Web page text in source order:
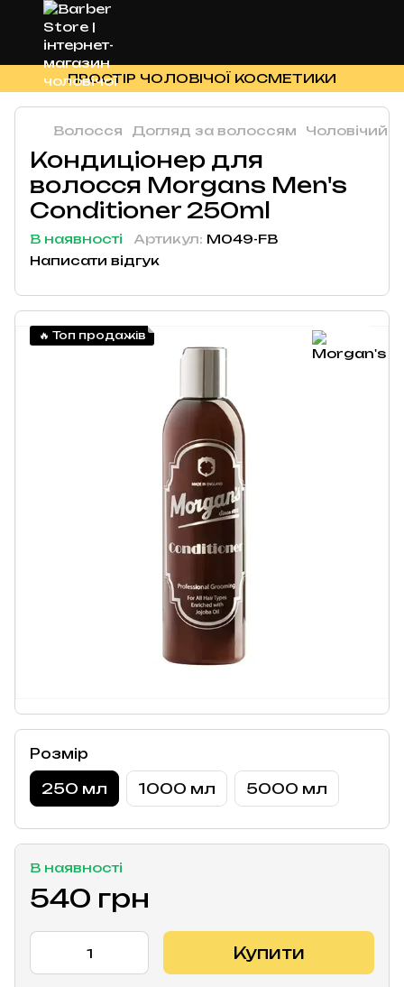
ПРОСТІР ЧОЛОВІЧОЇ КОСМЕТИКИ
Волосся Догляд за волоссям Чоловічий
Кондиціонер для
волосся Morgans Men's
Conditioner 250ml
В наявності Артикул: M049-FB
Написати відгук
🔥 Топ продажів
Розмір
250 мл 1000 мл 5000 мл
В наявності
540 грн
Купити